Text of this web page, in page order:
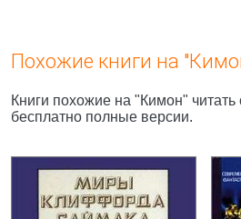
Похожие книги на
Книги похожие на "Кимон" читать
бесплатно полные версии.